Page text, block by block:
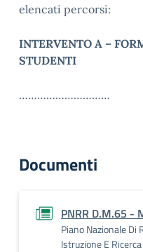
elencati percorsi:
INTERVENTO A –
STUDENTI
…………………………
Documenti
PNRR D.M.65 -
Piano Nazionale Di
Istruzione E